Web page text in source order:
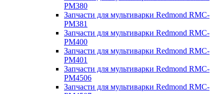
PM380
Запчасти для мультиварки Redmond RMC-
PM381
Запчасти для мультиварки Redmond RMC-
PM400
Запчасти для мультиварки Redmond RMC-
PM401
Запчасти для мультиварки Redmond RMC-
PM4506
Запчасти для мультиварки Redmond RMC-